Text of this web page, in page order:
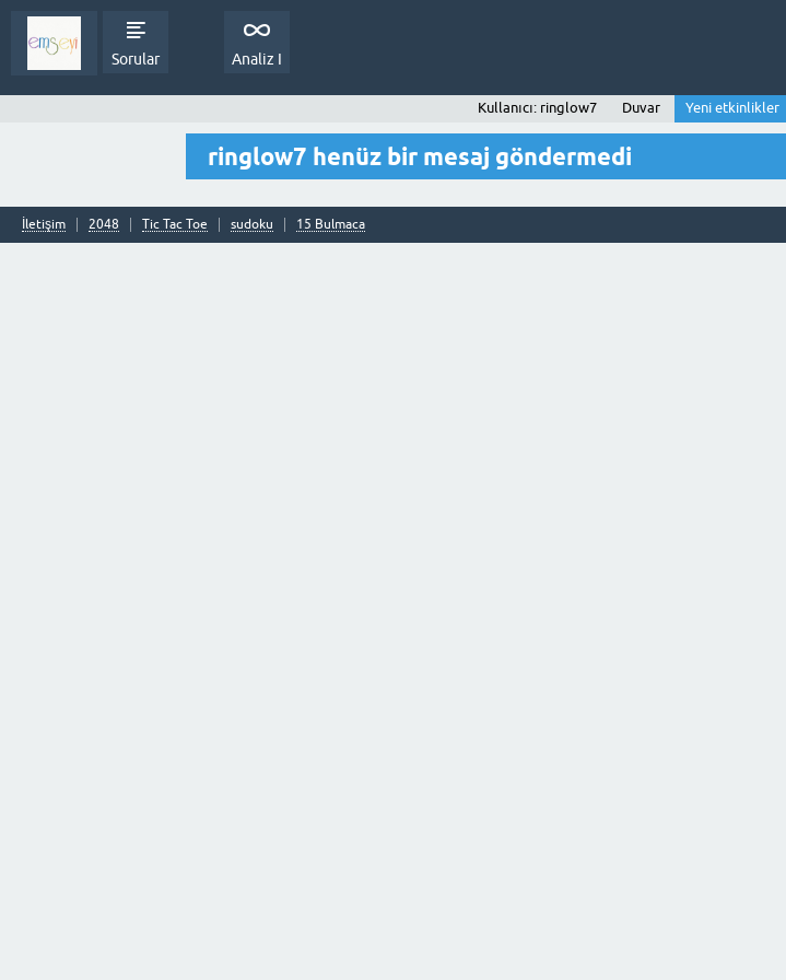
Sorular Analiz I
Kullanıcı: ringlow7 Duvar Yeni etkinlikler
ringlow7 henüz bir mesaj göndermedi
İletişim 2048 Tic Tac Toe sudoku 15 Bulmaca